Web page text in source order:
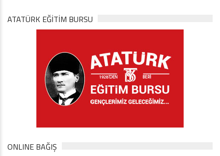
ATATÜRK EĞITIM BURSU
ONLINE BAĞIŞ